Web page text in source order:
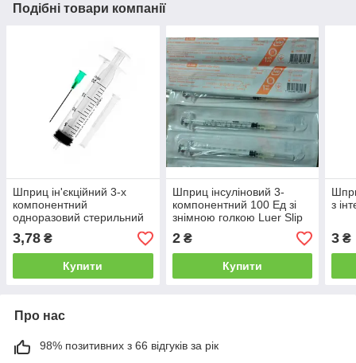
Подібні товари компанії
Шприц ін'єкційний 3-х
компонентний
одноразовий стерильний
"ALEXPHARM" 20 мл Luer
Slip з голкою, 21G (0,8x40
мм)
3,78 ₴
Купити
Шприц інсуліновий 3-
компонентний 100 Ед зі
знімною голкою Luer Slip
2₴
Купити
з
3 ₴
Про нас
98% позитивних з 66 відгуків за рік